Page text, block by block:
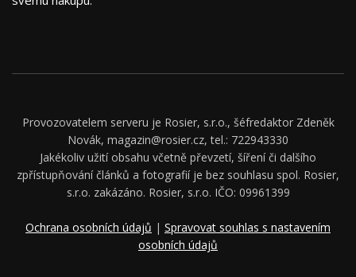
Provozovatelem serveru je Rosier, s.r.o., šéfredaktor Zdeněk
Novák, magazin@rosier.cz, tel.: 722943330
Jakékoliv užití obsahu včetně převzetí, šíření či dalšího
zpřístupňování článků a fotografií je bez souhlasu spol. Rosier,
s.r.o. zakázáno. Rosier, s.r.o. IČO: 09961399
Ochrana osobních údajů | Spravovat souhlas s nastavením
osobních údajů